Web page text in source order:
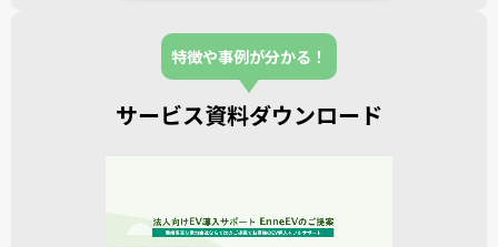
特徴や事例が分かる！
サービス資料ダウンロード